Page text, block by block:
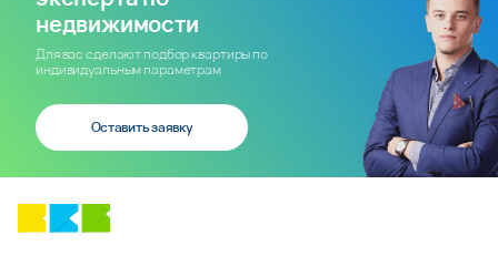
недвижимости
Для вас сделают подбор квартиры по
индивидуальным параметрам
Оставить заявку